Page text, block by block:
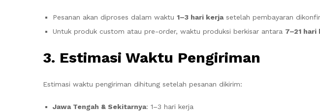
Pesanan akan diproses dalam waktu 1–3 hari kerjasetelah pembayaran
Untuk produk custom atau pre-order, waktu produksi berkisar antara 7–21 hari
3. Estimasi Waktu Pengiriman
Estimasi waktu pengiriman dihitung setelah pesanan dikirim:
Jawa Tengah & Sekitarnya: 1–3 hari kerja